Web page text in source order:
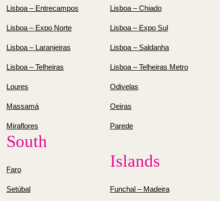
Lisboa – Entrecampos
Lisboa – Expo Norte
Lisboa – Laranjeiras
Lisboa – Telheiras
Loures
Massamá
Miraflores
Lisboa – Chiado
Lisboa – Expo Sul
Lisboa – Saldanha
Lisboa – Telheiras Metro
Odivelas
Oeiras
Parede
South
Faro
Setúbal
Islands
Funchal – Madeira